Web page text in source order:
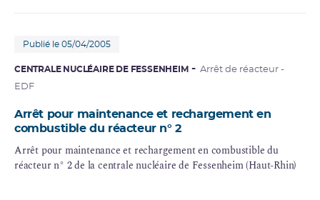
Publié le 05/04/2005
CENTRALE NUCLÉAIRE DE FESSENHEIM
Arrêt de réacteur -
EDF
Arrêt pour maintenance et rechargement en
combustible du réacteur n° 2
Arrêt pour maintenance et rechargement en combustible du
réacteur n° 2 de la centrale nucléaire de Fessenheim (Haut-Rhin)